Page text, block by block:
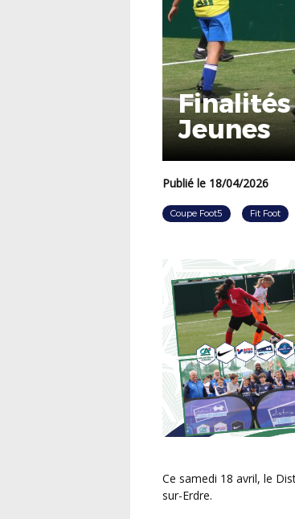
Jeunes
Publié le 18/04/2026
Coupe Foot5 Fit Foot
Ce samedi 18 avril, le
sur-Erdre.